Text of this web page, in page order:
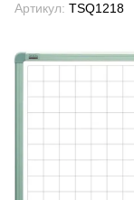
Артикул: TSQ1218